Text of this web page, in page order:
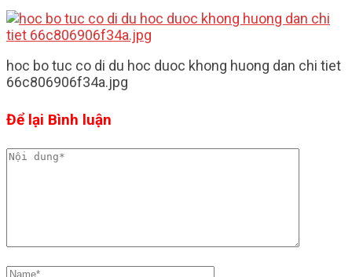
hoc bo tuc co di du hoc duoc khong huong dan chi tiet
66c806906f34a.jpg
Để lại Bình luận